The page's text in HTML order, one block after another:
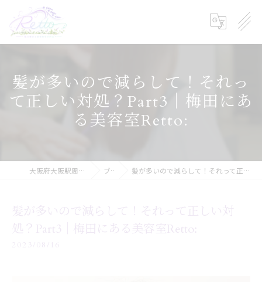
髪が多いので減らして！それっ
て正しい対処？Part3｜梅田にあ
る美容室Retto:
大阪府大阪駅周辺の美容院ならRetto: ブログ 髪が多いので減らして！それって正しい対処？Part3｜梅田にある美容室Retto:
髪が多いので減らして！それって正しい対
処？Part3｜梅田にある美容室Retto:
2023/08/16